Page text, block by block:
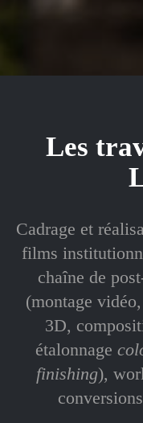
Les
Cadrage et
films
chaîne de
(montage
3D,
étalonnage
finishing),